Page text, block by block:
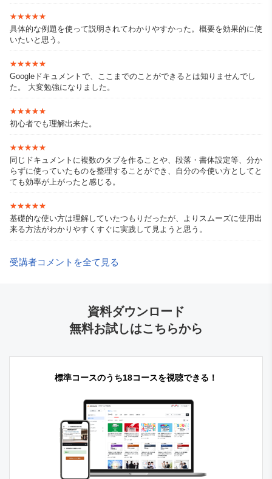
★★★★★
★★★★★
具体的な例題を使って説明されてわかりやすかった。概要を効果的に使
いたいと思う。
★★★★★
★★★★★
Googleドキュメントで、ここまでのことができるとは知りませんでし
た。 大変勉強になりました。
★★★★★
★★★★★
初心者でも理解出来た。
★★★★★
★★★★★
同じドキュメントに複数のタブを作ることや、段落・書体設定等、分か
らずに使っていたものを整理することができ、自分の今使い方としてと
ても効率が上がったと感じる。
★★★★★
★★★★★
基礎的な使い方は理解していたつもりだったが、よりスムーズに使用出
来る方法がわかりやすくすぐに実践して見ようと思う。
受講者コメントを全て見る
資料ダウンロード
無料お試しはこちらから
標準コースのうち18コースを視聴できる！